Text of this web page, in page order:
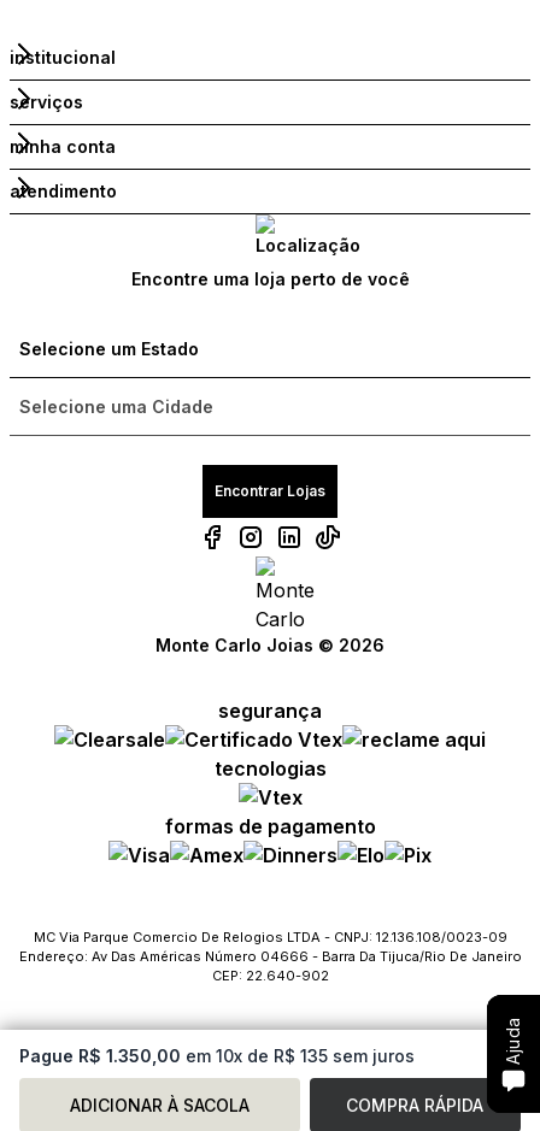
Pague R$ 1.350,00 em 10x de R$ 135 sem juros
ADICIONAR À SACOLA COMPRA RÁPIDA
Compre com um Embaixador
Consulte seu pedido
Solicite troca ou devolução
Fale com o SAC
Ajuda
Compre com um Embaixador
Consulte seu pedido
Solicite troca ou devolução
Fale com o SAC
Ajuda
institucional
serviços
minha conta
atendimento
Encontre uma loja perto de você
Encontrar Lojas
Monte Carlo Joias © 2026
segurança
tecnologias
formas de pagamento
MC Via Parque Comercio De Relogios LTDA - CNPJ: 12.136.108/0023-09
Endereço: Av Das Américas Número 04666 - Barra Da Tijuca/Rio De Janeiro
CEP: 22.640-902
Compre com um Embaixador
Consulte seu pedido
Solicite troca ou devolução
Fale com o SAC
Ajuda